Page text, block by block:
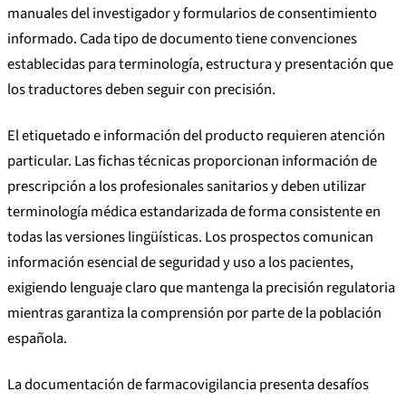
manuales del investigador y formularios de consentimiento
informado. Cada tipo de documento tiene convenciones
establecidas para terminología, estructura y presentación que
los traductores deben seguir con precisión.
El etiquetado e información del producto requieren atención
particular. Las fichas técnicas proporcionan información de
prescripción a los profesionales sanitarios y deben utilizar
terminología médica estandarizada de forma consistente en
todas las versiones lingüísticas. Los prospectos comunican
información esencial de seguridad y uso a los pacientes,
exigiendo lenguaje claro que mantenga la precisión regulatoria
mientras garantiza la comprensión por parte de la población
española.
La documentación de farmacovigilancia presenta desafíos